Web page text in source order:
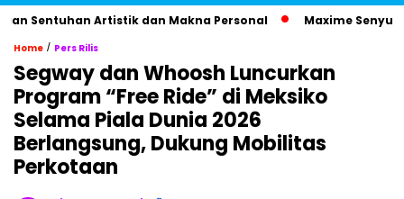
Artistik dan Makna Personal Maxime Senyum
Home / Pers Rilis
Segway dan Whoosh Luncurkan
Program “Free Ride” di Meksiko
Selama Piala Dunia 2026
Berlangsung, Dukung Mobilitas
Perkotaan